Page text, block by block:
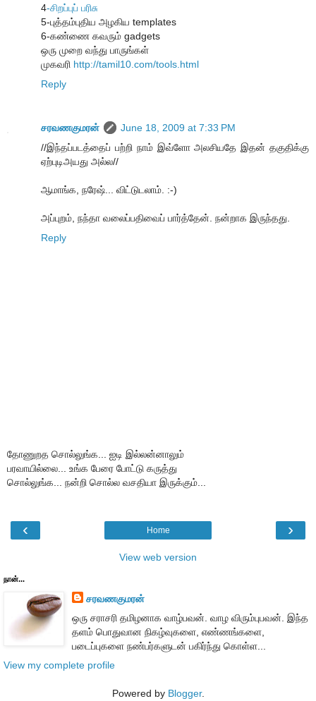
4-சிறப்புப் பரிசு
5-புத்தம்புதிய அழகிய templates
6-கண்ணை கவரும் gadgets
ஒரு முறை வந்து பாருங்கள்
முகவரி http://tamil10.com/tools.html
Reply
சரவணகுமரன்
June 18, 2009 at 7:33 PM
//இந்தப்படத்தைப் பற்றி நாம் இவ்ளோ அலசியதே இதன் தகுதிக்கு
ஏற்புடிஅயது அல்ல//
ஆமாங்க, நரேஷ்... விட்டுடலாம். :-)
அப்புறம், நந்தா வலைப்பதிவைப் பார்த்தேன். நன்றாக இருந்தது.
Reply
தோணுறத சொல்லுங்க... ஐடி இல்லன்னாலும்
பரவாயில்லை... உங்க பேரை போட்டு கருத்து
சொல்லுங்க... நன்றி சொல்ல வசதியா இருக்கும்...
‹ ›
Home
View web version
நான்...
சரவணகுமரன்
ஒரு சராசரி தமிழனாக வாழ்பவன். வாழ விரும்புபவன். இந்த
தளம் பொதுவான நிகழ்வுகளை, எண்ணங்களை,
படைப்புகளை நண்பர்களுடன் பகிர்ந்து கொள்ள...
View my complete profile
Powered by Blogger.